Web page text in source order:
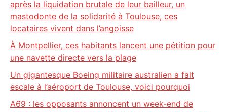
après la liquidation brutale de leur bailleur, un
mastodonte de la solidarité à Toulouse, ces
locataires vivent dans l’angoisse
À Montpellier, ces habitants lancent une pétition pour
une navette directe vers la plage
Un gigantesque Boeing militaire australien a fait
escale à l’aéroport de Toulouse, voici pourquoi
A69 : les opposants annoncent un week-end de